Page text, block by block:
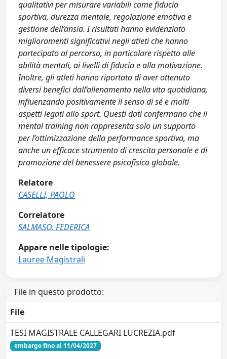
qualitativi per misurare variabili come fiducia
sportiva, durezza mentale, regolazione emotiva e
gestione dell’ansia. I risultati hanno evidenziato
miglioramenti significativi negli atleti che hanno
partecipato al percorso, in particolare rispetto alle
abilità mentali, ai livelli di fiducia e alla motivazione.
Inoltre, gli atleti hanno riportato di aver ottenuto
diversi benefici dall’allenamento nella vita quotidiana,
influenzando positivamente il senso di sé e molti
aspetti legati allo sport. Questi dati confermano che il
mental training non rappresenta solo un supporto
per l’ottimizzazione della performance sportiva, ma
anche un efficace strumento di crescita personale e di
promozione del benessere psicofisico globale.
Relatore
CASELLI, PAOLO
Correlatore
SALMASO, FEDERICA
Appare nelle tipologie:
Lauree Magistrali
File in questo prodotto:
File
TESI MAGISTRALE CALLEGARI LUCREZIA.pdf
embargo fino al 11/04/2027